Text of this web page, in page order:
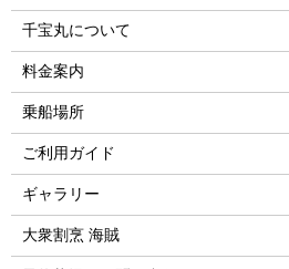
千宝丸について
料金案内
乗船場所
ご利用ガイド
ギャラリー
大衆割烹 海賊